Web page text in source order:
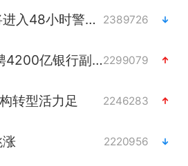
台风白海豚即将进入48小时警戒线 2389726
80后女柜员获聘4200亿银行副行长2299079
转型活力足 2246283
2220956